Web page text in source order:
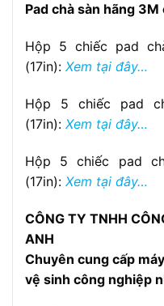
Pad chà sàn hãng 3M
Hộp 5 chiếc pad
(17in): Xem tại đây…
Hộp 5 chiếc pad
(17in): Xem tại đây…
Hộp 5 chiếc pad
(17in): Xem tại đây…
CÔNG TY TNHH
ANH
Chuyên cung cấp
vệ sinh công nghiệp